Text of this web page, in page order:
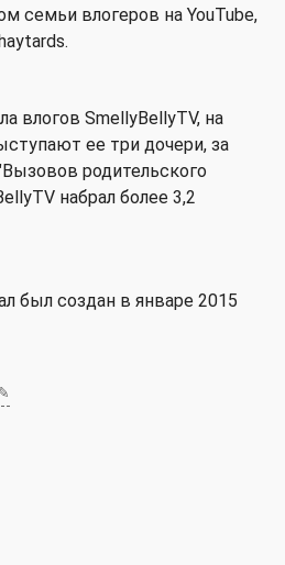
семьи влогеров на YouTube,
влогов SmellyBellyTV, на
ее три дочери, за
родительского
набрал более 3,2
был создан в январе 2015